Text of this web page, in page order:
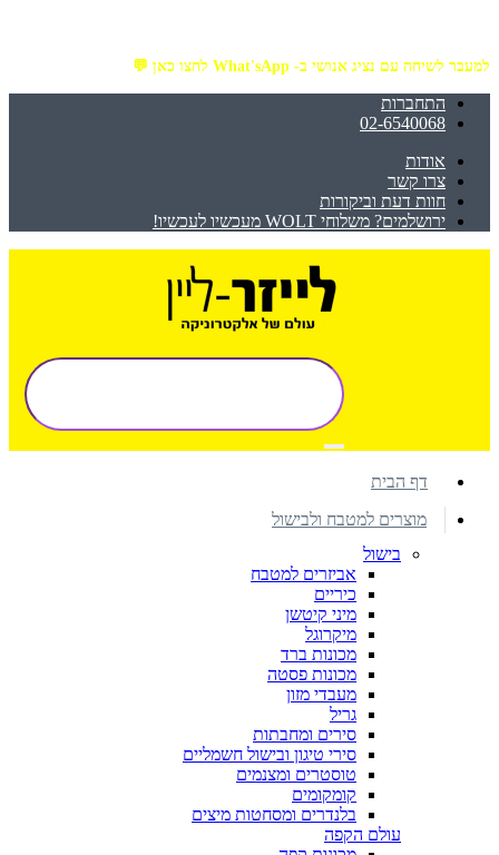
למעבר לשיחה עם נציג אנושי ב- What'sApp לחצו כאן 💬
התחברות
02-6540068
אודות
צרו קשר
חוות דעת וביקורות
ירושלמים? משלוחי WOLT מעכשיו לעכשיו!
דף הבית
מוצרים למטבח ולבישול
בישול
אביזרים למטבח
כיריים
מיני קיטשן
מיקרוגל
מכונות ברד
מכונות פסטה
מעבדי מזון
גריל
סירים ומחבתות
סירי טיגון ובישול חשמליים
טוסטרים ומצנמים
קומקומים
בלנדרים ומסחטות מיצים
עולם הקפה